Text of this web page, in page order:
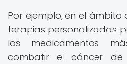
Por ejemplo, en el
terapias personalizadas
los medicamentos
combatir el cáncer